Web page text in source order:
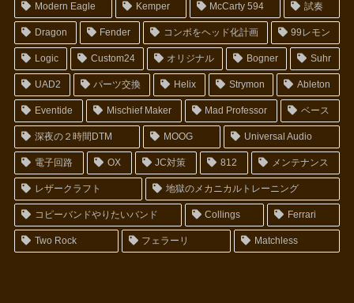
Modern Eagle Kemper McCarty 594 試奏
Dragon Fender コンボをヘッド化計画 99レモン
Logic Custom24 オリジナル Bogner Suhr
UAD2 パーツ交換 Helix Strymon Ableton
Eventide Mischief Maker Mad Professor ベース
深夜の２時間DTM MOOG Universal Audio
電子回路 OX JC対策 812 メンテナンス
レザークラフト 地獄のメカニカルトレーニング
コピーバンドやりたいバンド Collings Ferrari
Two Rock フェラーリ Matchless